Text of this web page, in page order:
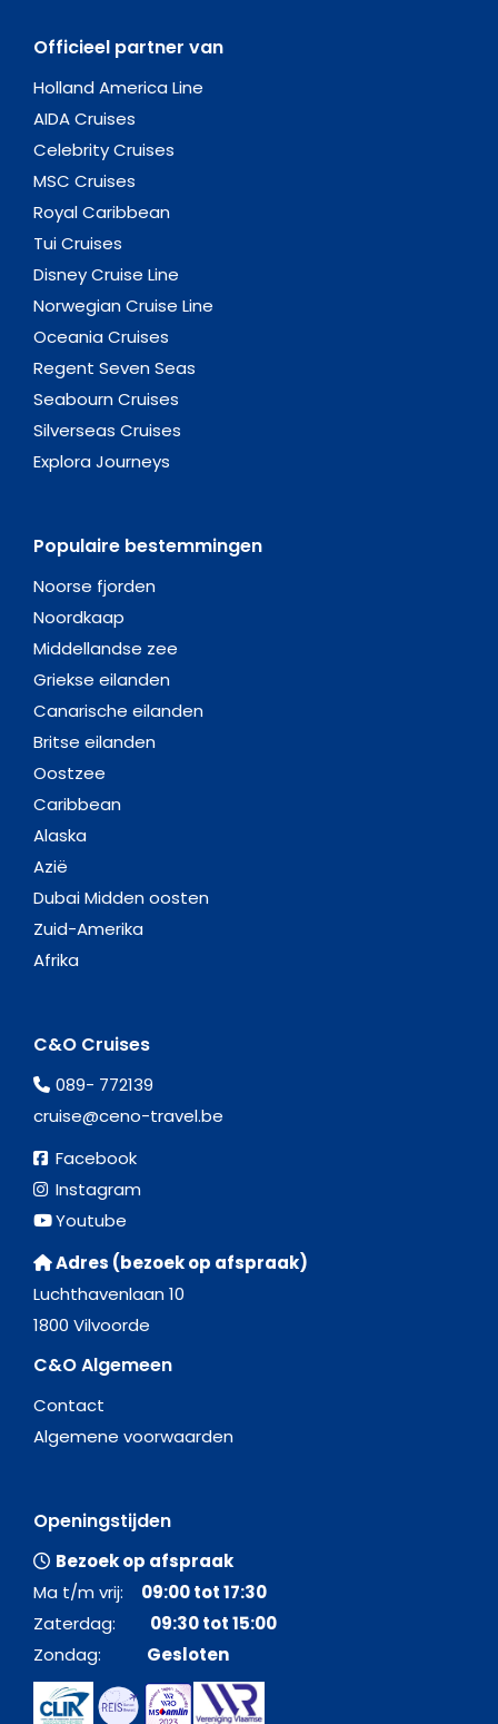
Officieel partner van
Holland America Line
AIDA Cruises
Celebrity Cruises
MSC Cruises
Royal Caribbean
Tui Cruises
Disney Cruise Line
Norwegian Cruise Line
Oceania Cruises
Regent Seven Seas
Seabourn Cruises
Silverseas Cruises
Explora Journeys
Populaire bestemmingen
Noorse fjorden
Noordkaap
Middellandse zee
Griekse eilanden
Canarische eilanden
Britse eilanden
Oostzee
Caribbean
Alaska
Azië
Dubai Midden oosten
Zuid-Amerika
Afrika
C&O Cruises
089- 772139
cruise@ceno-travel.be
Facebook
Instagram
Youtube
Adres (bezoek op afspraak)
Luchthavenlaan 10
1800 Vilvoorde
C&O Algemeen
Contact
Algemene voorwaarden
Openingstijden
Bezoek op afspraak
Ma t/m vrij: 09:00 tot 17:30
Zaterdag: 09:30 tot 15:00
Zondag: Gesloten